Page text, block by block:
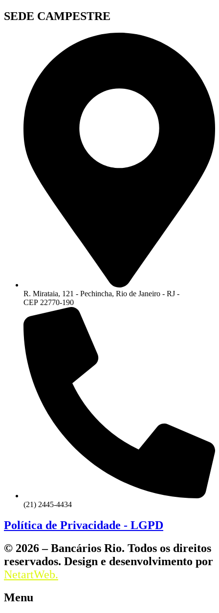
SEDE CAMPESTRE
R. Mirataia, 121 - Pechincha, Rio de Janeiro - RJ -
CEP 22770-190
(21) 2445-4434
Política de Privacidade - LGPD
© 2026 – Bancários Rio. Todos os direitos
reservados. Design e desenvolvimento por
NetartWeb.
Menu